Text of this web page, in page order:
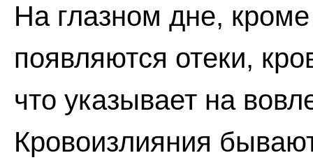
На глазном дне,
появляются отеки,
что указывает на
Кровоизлияния